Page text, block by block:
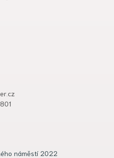
náměstí 2022